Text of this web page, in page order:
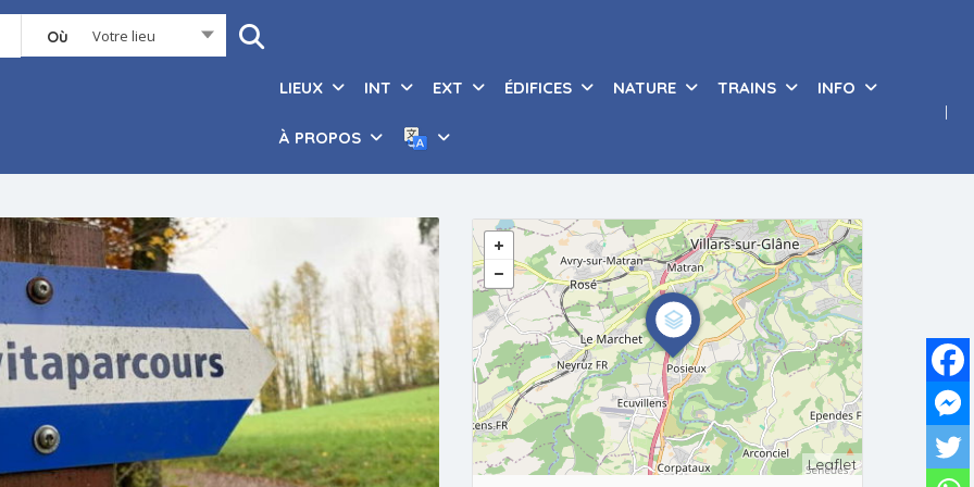
Où Votre lieu
LIEUX INT EXT ÉDIFICES NATURE TRAINS INFO
À PROPOS
Leaflet